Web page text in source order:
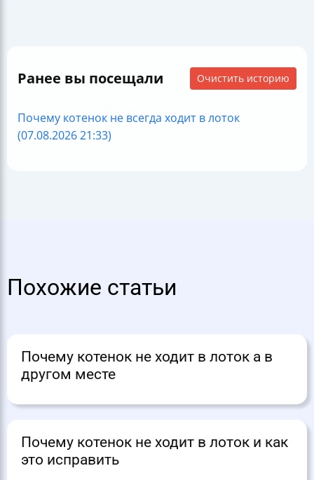
Ранее вы посещали Очистить историю
Почему котенок не всегда ходит в лоток
(07.08.2026 21:33)
Похожие статьи
Почему котенок не ходит в лоток а в
другом месте
Почему котенок не ходит в лоток и как
это исправить